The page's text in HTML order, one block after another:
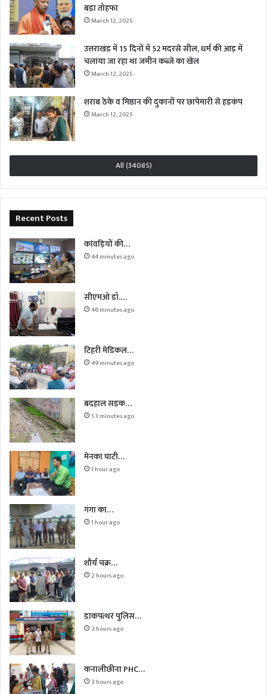
बड़ा तोहफा
March 12, 2025
उत्तराखंड में 15 दिनों में 52 मदरसे सील, धर्म की आड़ में
चलाया जा रहा था जमीन कब्जे का खेल
March 12, 2025
शराब ठेके व मिष्ठान की दुकानों पर छापेमारी से हड़कंप
March 12, 2025
All (34085)
Recent Posts
कांवड़ियों की…
44 minutes ago
सीएमओ डॉ.…
46 minutes ago
टिहरी मेडिकल…
49 minutes ago
बदहाल सड़क…
53 minutes ago
मेनका घाटी…
1 hour ago
गंगा का…
1 hour ago
शौर्य चक्र…
2 hours ago
डाकपत्थर पुलिस…
3 hours ago
कनालीछीना PHC…
3 hours ago